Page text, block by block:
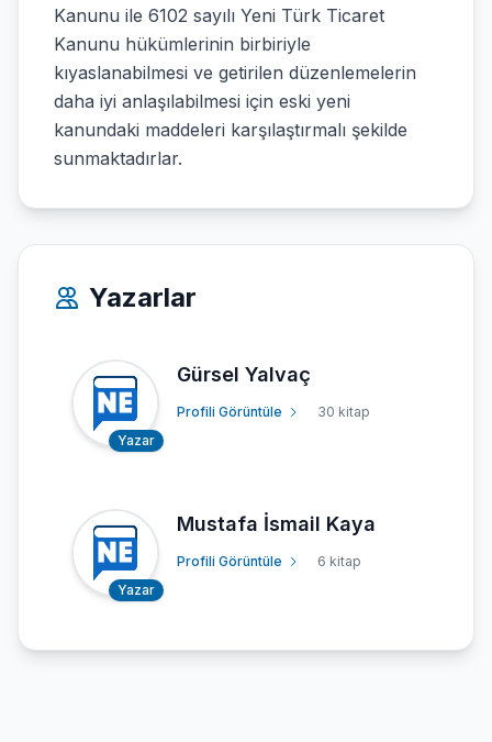
Kanunu ile 6102 sayılı Yeni Türk Ticaret
Kanunu hükümlerinin birbiriyle
kıyaslanabilmesi ve getirilen düzenlemelerin
daha iyi anlaşılabilmesi için eski yeni
kanundaki maddeleri karşılaştırmalı şekilde
sunmaktadırlar.
Yazarlar
Yazar
Gürsel Yalvaç
Profili Görüntüle 30 kitap
Yazar
Mustafa İsmail Kaya
Profili Görüntüle 6 kitap